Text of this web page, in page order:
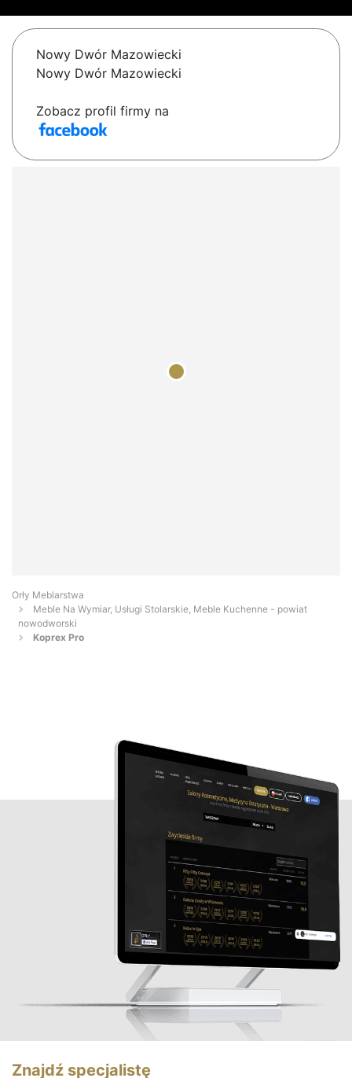
Nowy Dwór Mazowiecki
Nowy Dwór Mazowiecki
Zobacz profil firmy na
Orły Meblarstwa
Meble Na Wymiar, Usługi Stolarskie, Meble Kuchenne - powiat
nowodworski
Koprex Pro
Znajdź specjalistę